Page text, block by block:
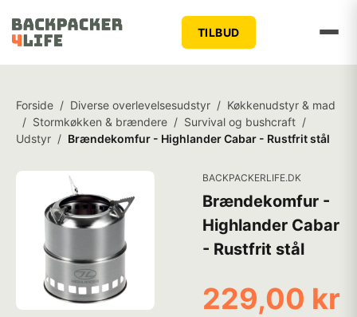
TILBUD
Forside / Diverse overlevelsesudstyr / Køkkenudstyr & mad
/ Stormkøkken & brændere / Survival og bushcraft /
Udstyr / Brændekomfur - Highlander Cabar - Rustfrit stål
BACKPACKERLIFE.DK
Brændekomfur -
Highlander Cabar
- Rustfrit stål
229,00 kr